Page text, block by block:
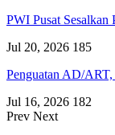
PWI Pusat
Jul 20, 2026 185
Penguatan AD/
Jul 16, 2026 182
Prev Next